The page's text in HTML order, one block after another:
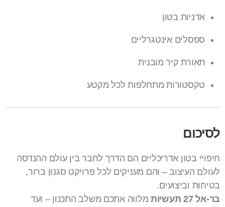
אדניות בטון
ספסלים אינטגרליים
תאורת קיר מובנית
טקסטורות מתחלפות לכל מקטע
לסיכום
חיפויי בטון אדריכליים הם הדרך לחבר בין עולם ההנדסה
לעולם העיצוב – והם מעניקים לכל פרויקט סגנון ברור,
בטיחות וביצועים.
בר-אל 27 תעשיות
מלווה אתכם משלב התכנון – ועד